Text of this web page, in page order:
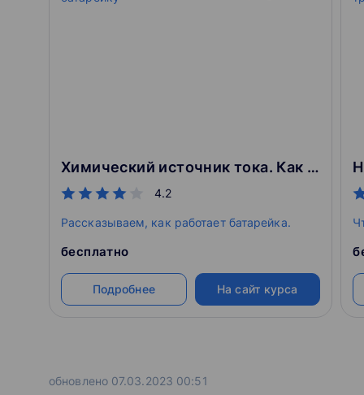
Изучаете материал
Проходите тест
Получаете сертификат
С печатью и подписью генерального
Химический источник тока. Как улучшить батарейку
4.2
Рассказываем, как работает батарейка.
бесплатно
Подробнее На сайт курса
обновлено 07.03.2023 00:51